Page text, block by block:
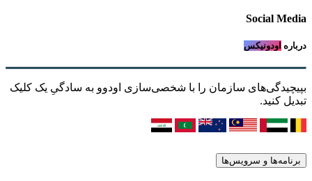
Social Media
درباره اودونیکس
بپیچیدگی‌های سازمان را با شخصی‌سازی اودوو به سادگیِ یک کلیک
تبدیل کنید.
برنامه‌ها و سرویس‌ها